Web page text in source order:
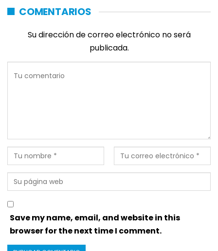
COMENTARIOS
Su dirección de correo electrónico no será
publicada.
Save my name, email, and website in this
browser for the next time I comment.